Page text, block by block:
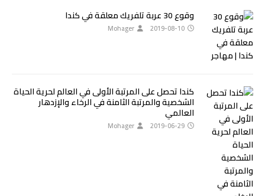
وقوع 30 عربة تلفريك معلقة في كندا
2019-08-10
Mohager
كندا تحصل على المرتبة الأولى في العالم لحرية الحياة
الشخصية والمرتبة الثامنة في الرخاء والإزدهار
العالمي
2019-06-29
Mohager